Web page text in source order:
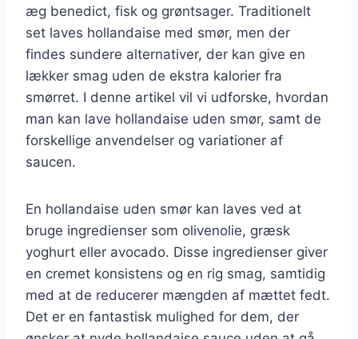
æg benedict, fisk og grøntsager. Traditionelt
set laves hollandaise med smør, men der
findes sundere alternativer, der kan give en
lækker smag uden de ekstra kalorier fra
smørret. I denne artikel vil vi udforske, hvordan
man kan lave hollandaise uden smør, samt de
forskellige anvendelser og variationer af
saucen.
En hollandaise uden smør kan laves ved at
bruge ingredienser som olivenolie, græsk
yoghurt eller avocado. Disse ingredienser giver
en cremet konsistens og en rig smag, samtidig
med at de reducerer mængden af mættet fedt.
Det er en fantastisk mulighed for dem, der